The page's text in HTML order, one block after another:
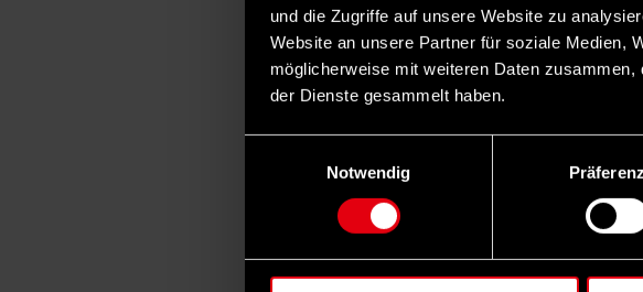
und die Zugriffe auf unsere Website zu
Website an unsere Partner für soziale Medien,
möglicherweise mit weiteren Daten
der Dienste gesammelt haben.
Notwendig